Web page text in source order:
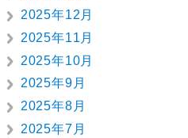
2025年12月
2025年11月
2025年10月
2025年9月
2025年8月
2025年7月